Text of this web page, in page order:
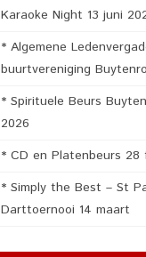
Karaoke Night 13 juni
* Algemene
buurtvereniging
* Spirituele Beurs
2026
* CD en Platenbeurs 28
* Simply the Best – St
Darttoernooi 14 maart